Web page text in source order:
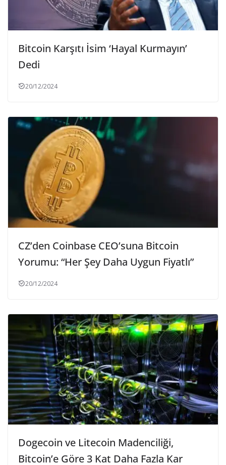
Bitcoin Karşıtı İsim ‘Hayal Kurmayın’
Dedi
20/12/2024
CZ’den Coinbase CEO’suna Bitcoin
Yorumu: “Her Şey Daha Uygun Fiyatlı”
20/12/2024
Dogecoin ve Litecoin Madenciliği,
Bitcoin’e Göre 3 Kat Daha Fazla Kar